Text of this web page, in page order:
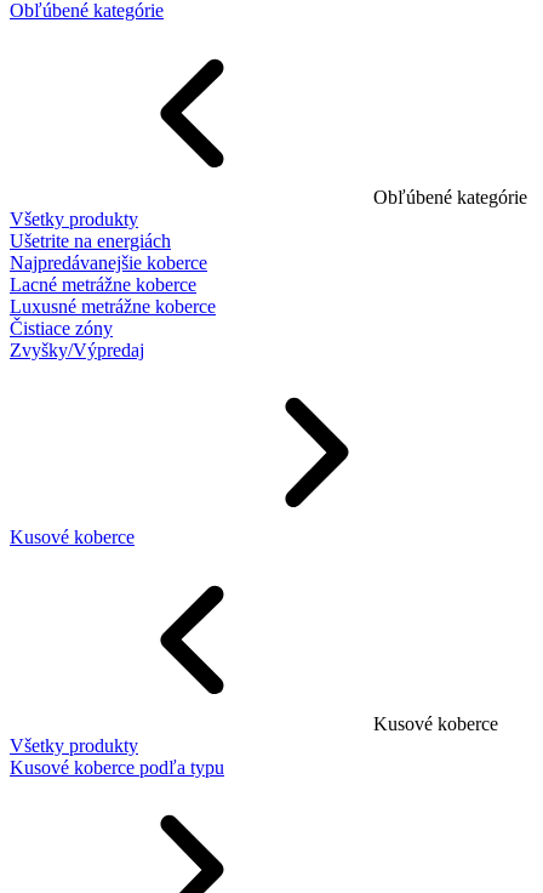
Obľúbené kategórie
Obľúbené kategórie
Všetky produkty
Ušetrite na energiách
Najpredávanejšie koberce
Lacné metrážne koberce
Luxusné metrážne koberce
Čistiace zóny
Zvyšky/Výpredaj
Kusové koberce
Kusové koberce
Všetky produkty
Kusové koberce podľa typu